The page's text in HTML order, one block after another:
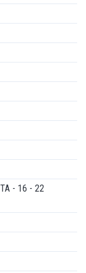
- 16 - 22